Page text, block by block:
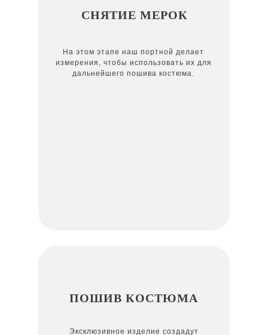
Эксклюзивное изделие создадут
ПОШИВ КОСТЮМА
На этом этапе наш портной делает
измерения, чтобы использовать их для
дальнейшего пошива костюма.
СНЯТИЕ МЕРОК